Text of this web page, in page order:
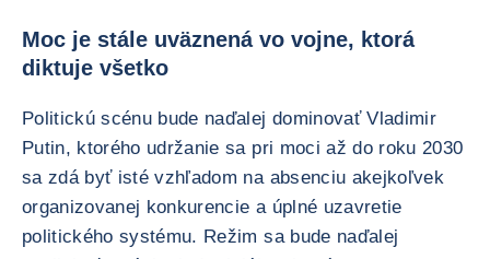
Moc je stále uväznená vo vojne, ktorá
diktuje všetko
Politickú scénu bude naďalej dominovať Vladimir
Putin, ktorého udržanie sa pri moci až do roku 2030
sa zdá byť isté vzhľadom na absenciu akejkoľvek
organizovanej konkurencie a úplné uzavretie
politického systému. Režim sa bude naďalej